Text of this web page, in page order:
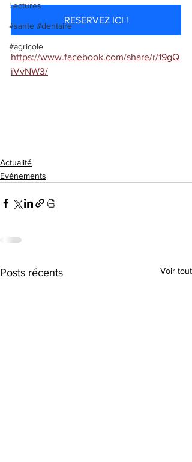
Lectures
#sante #dentaire
#agricole
RESERVEZ ICI !
https://www.facebook.com/share/r/19gQ
iVvNW3/
Actualité
Evénements
Posts récents Voir tout